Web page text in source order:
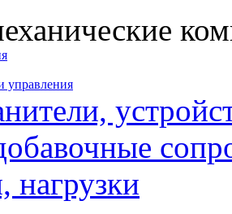
управления
нагрузки